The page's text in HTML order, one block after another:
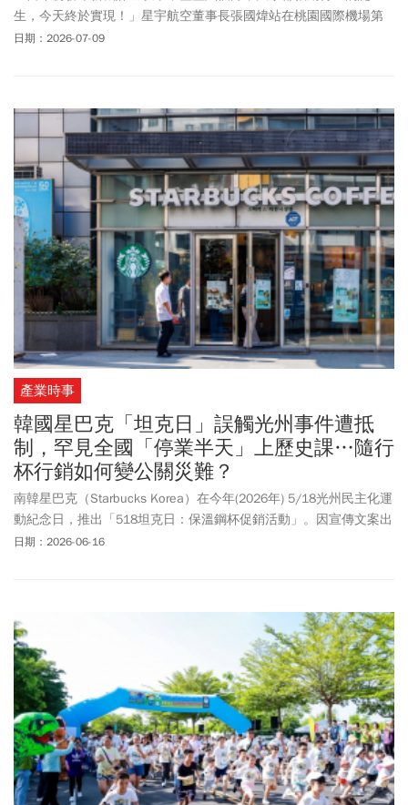
生，今天終於實現！」星宇航空董事長張國煒站在桃園國際機場第
三航廈北廊廳停機坪旁，語氣難掩興奮。
日期：2026-07-09
產業時事
韓國星巴克「坦克日」誤觸光州事件遭抵
制，罕見全國「停業半天」上歷史課…隨行
杯行銷如何變公關災難？
南韓星巴克（Starbucks Korea）在今年(2026年) 5/18光州民主化運
動紀念日，推出「518坦克日：保溫鋼杯促銷活動」。因宣傳文案出
現「猛敲桌子」等敏感字句，引發外界質疑影射嘲諷「光州事件」
有員工會透過視聽課程「接受歷史意識、社會敏感度的相關教
育」。這是該公司，自1999年進入韓國市場後，首次全國性提前打
烊紀錄。日前經營韓國星巴克的新世界集團會長鄭溶鎮（Chung
Yong-jin，정용진），5/26親上火線鞠躬道歉。隨著爭議不斷延燒，
韓國星巴克也宣布，自6/1至6/14，無論儲值卡金額使用比例，只要
顧客提出申請就可退餘額。原本只是一個隨行杯的企劃，卻因「行
銷文案」上等多重疏失，瞬間引爆全韓國的怒火與抵制聲浪，演變
成跨國品牌公關危機。相關事件始末與發展，請看《今周刊 》一文
整理。
日期：2026-06-16